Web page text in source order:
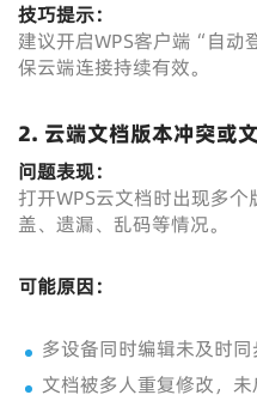
技巧提示：
建议开启WPS客户端“自
保云端连接持续有效。
2. 云端文档版本冲突或
问题表现：
打开WPS云文档时出现多
盖、遗漏、乱码等情况。
可能原因：
多设备同时编辑未及时同
文档被多人重复修改，未